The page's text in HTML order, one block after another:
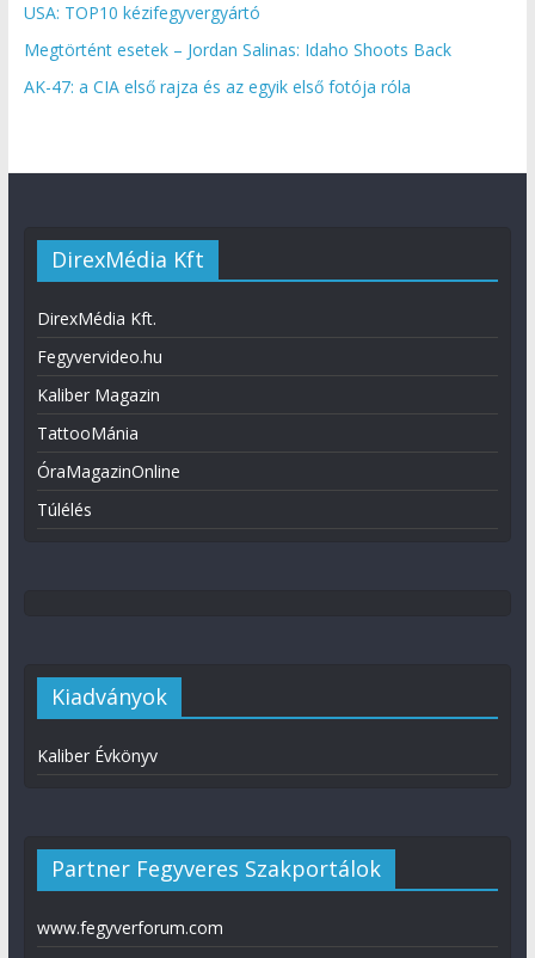
USA: TOP10 kézifegyvergyártó
Megtörtént esetek – Jordan Salinas: Idaho Shoots Back
AK-47: a CIA első rajza és az egyik első fotója róla
DirexMédia Kft
DirexMédia Kft.
Fegyvervideo.hu
Kaliber Magazin
TattooMánia
ÓraMagazinOnline
Túlélés
Kiadványok
Kaliber Évkönyv
Partner Fegyveres Szakportálok
www.fegyverforum.com